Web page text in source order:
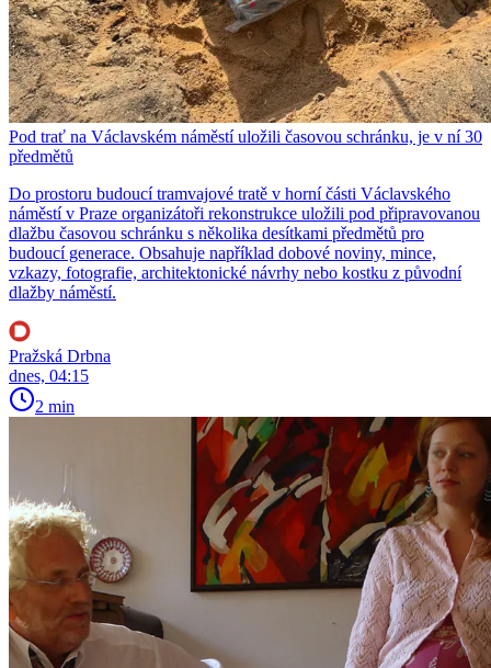
Pod trať na Václavském náměstí uložili časovou schránku, je v ní 30
předmětů
Do prostoru budoucí tramvajové tratě v horní části Václavského
náměstí v Praze organizátoři rekonstrukce uložili pod připravovanou
dlažbu časovou schránku s několika desítkami předmětů pro
budoucí generace. Obsahuje například dobové noviny, mince,
vzkazy, fotografie, architektonické návrhy nebo kostku z původní
dlažby náměstí.
Pražská Drbna
dnes, 04:15
2 min